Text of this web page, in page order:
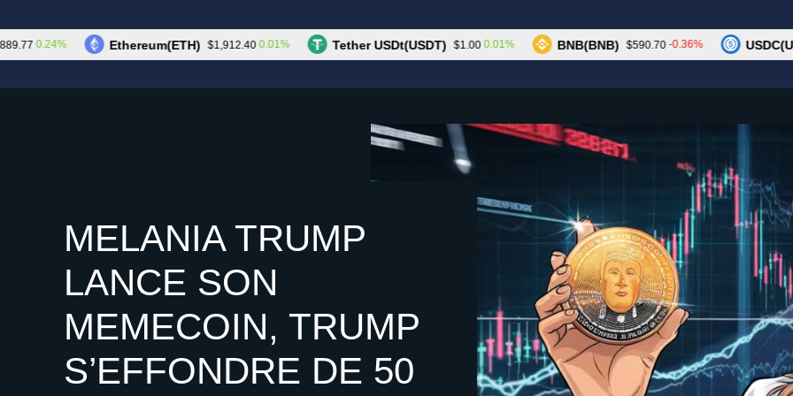
au
contenu
Les Cryptos Trump
MELANIA TRUMP
LANCE SON
MEMECOIN, TRUMP
S’EFFONDRE DE 50
0.24% Ethereum(ETH) $1,912.40 0.01% Tether USDt(USDT) $1.00 0.01% BNB(BNB) $590.70 -0.36% USDC(USDC)